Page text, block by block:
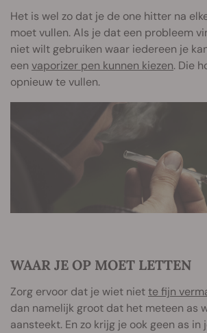
Het is wel zo dat je de one hitter na
moet vullen. Als je dat een probleem
niet wilt gebruiken waar iedereen je
een vaporizer pen kunnen kiezen. Die
opnieuw te vullen.
WAAR JE OP MOET LETTEN
Zorg ervoor dat je wiet niette fijn
dan namelijk groot dat het meteen as
aansteekt. En zo krijg je ook geen as in